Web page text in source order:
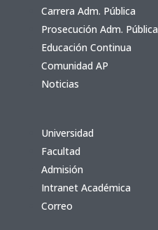
Carrera Adm. Pública
Prosecución Adm. Pública
Educación Continua
Comunidad AP
Noticias
Universidad
Facultad
Admisión
Intranet Académica
Correo